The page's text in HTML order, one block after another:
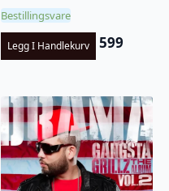
Bestillingsvare
Legg I Handlekurv 599